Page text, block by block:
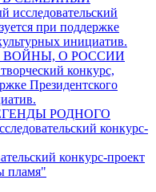
при поддержке
инициатив.
ВОЙНЫ, О РОССИИ
конкурс,
Президентского
РОДНОГО
конкурс-
конкурс-проект
пламя"